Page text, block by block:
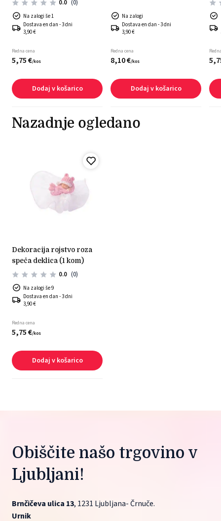
0.0 (0)
Na zalogi še 1
Dostava en dan - 3 dni
3,90 €
Redna cena
5,75€/kos
Dodaj v košarico
Na zalogi
Dostava en dan - 3 dni
3,90 €
Redna cena
8,10€/kos
Dodaj v košarico
5,
Nazadnje ogledano
dekoracija rojstvo roza
speča deklica (1 kom)
0.0 (0)
Na zalogi še 9
Dostava en dan - 3 dni
3,90 €
Redna cena
5,75€/kos
Dodaj v košarico
Obiščite našo trgovino v
Ljubljani!
Brnčičeva ulica 13, 1231 Ljubljana- Črnuče.
Urnik